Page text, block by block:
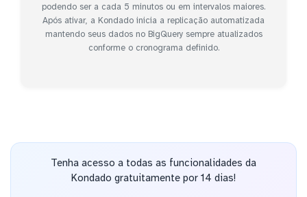
podendo ser a cada 5 minutos ou em intervalos maiores.
Após ativar, a Kondado inicia a replicação automatizada
mantendo seus dados no BigQuery sempre atualizados
conforme o cronograma definido.
Tenha acesso a todas as funcionalidades da
Kondado gratuitamente por 14 dias!